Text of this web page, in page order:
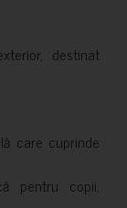
destinat
care cuprinde
pentru copii,